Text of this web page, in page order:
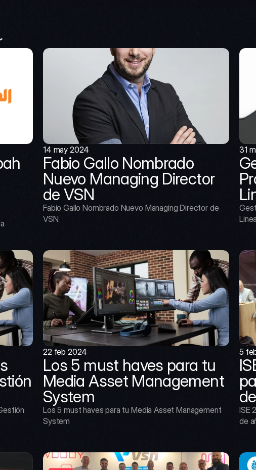
14 may 2024
Fabio Gallo Nombrado
Nuevo Managing Director
de VSN
Fabio Gallo Nombrado Nuevo Managing Director de
VSN
31
22 feb 2024
Los 5 must haves para tu
Media Asset Management
System
Los 5 must haves para tu Media Asset Management
System
5
ISE
de